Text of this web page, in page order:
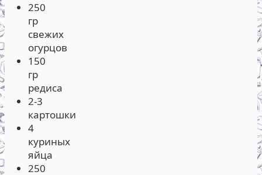
250
гр
свежих
огурцов
150
гр
редиса
2-3
картошки
4
куриных
яйца
250